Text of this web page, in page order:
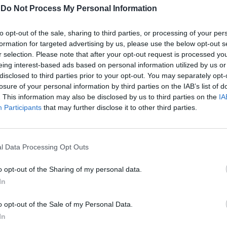
Do Not Process My Personal Information
opt-out of the sale, sharing to third parties, or processing of your
for targeted advertising by us, please use the below opt-out
selection. Please note that after your opt-out request is processed
interest-based ads based on personal information utilized by us
to third parties prior to your opt-out. You may separately
of your personal information by third parties on the IAB’s list of
This information may also be disclosed by us to third parties on the
Participants that may further disclose it to other third parties.
Data Processing Opt Outs
opt-out of the Sharing of my personal data.
opt-out of the Sale of my Personal Data.
dei cittadini». Quali sono i provvedimenti
In nessun Paese del mondo si cambia il
per decreto, senza confronto.
privatizzazione degli ospedali? È
si vuole modificare il nostro modello di
all'interno del Pd, dice però che
urlare di meno ed essere più riformisti.
cambiato strategia. Rimane un partito a
possiamo rimanere spiazzati. E
l'Idv applaude alle parole di Veltroni e
ha dato spesso l'impressione di fare
pregiudiziale. Da noi non c'è nessun
mesi di tentativi, abbiamo sempre
chiuse. E non è neanche
Rudy Giuliani a Come States?
Trump, Meloni e la strategia
americana